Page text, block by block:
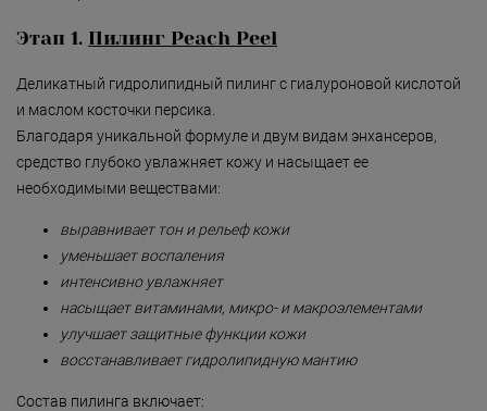
Этап 1. Пилинг Peach Peel
Деликатный гидролипидный пилинг с гиалуроновой кислотой
и маслом косточки персика.
Благодаря уникальной формуле и двум видам энхансеров,
средство глубоко увлажняет кожу и насыщает ее
необходимыми веществами:
выравнивает тон и рельеф кожи
уменьшает воспаления
интенсивно увлажняет
насыщает витаминами, микро- и макроэлементами
улучшает защитные функции кожи
восстанавливает гидролипидную мантию
Состав пилинга включает:
«Гармония»
«Only for Men»
«Мануальная терапия»
«Здоровая спина»
«Гранатовая
Безмятежность»
«Магия массажа»
Сухая и
кожа